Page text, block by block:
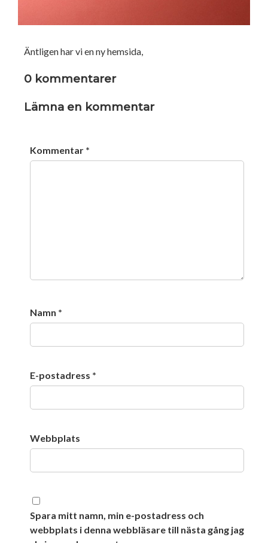
Äntligen har vi en ny hemsida,
0 kommentarer
Lämna en kommentar
Kommentar *
Namn *
E-postadress *
Webbplats
Spara mitt namn, min e-postadress och
webbplats i denna webbläsare till nästa gång jag